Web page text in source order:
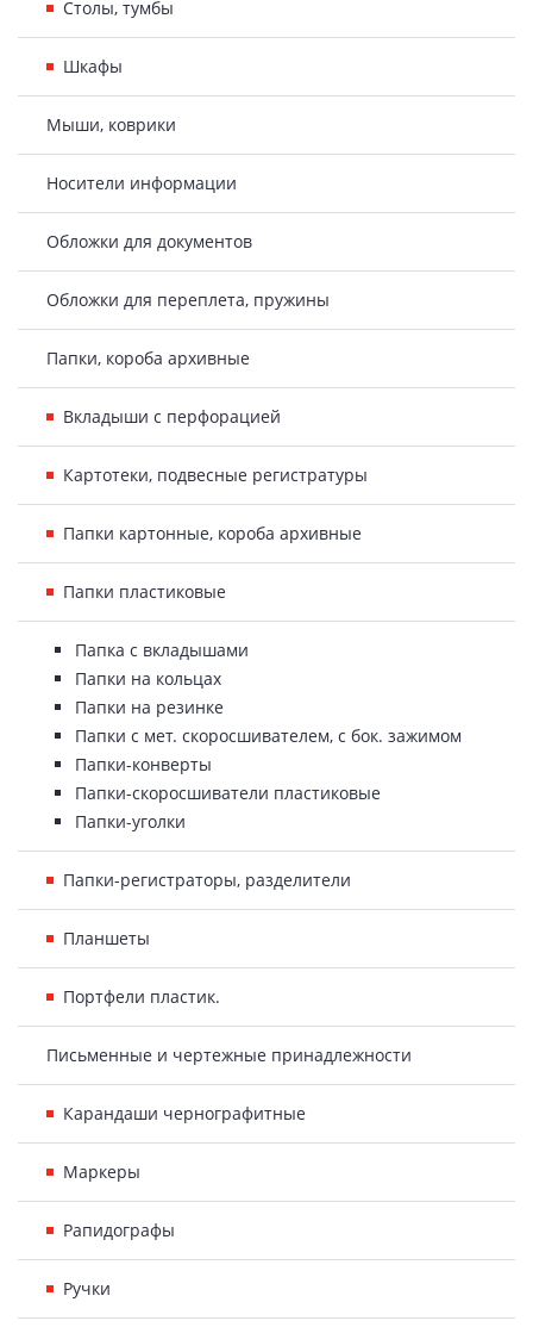
Столы, тумбы
Шкафы
Мыши, коврики
Носители информации
Обложки для документов
Обложки для переплета, пружины
Папки, короба архивные
Вкладыши с перфорацией
Картотеки, подвесные регистратуры
Папки картонные, короба архивные
Папки пластиковые
Папка с вкладышами
Папки на кольцах
Папки на резинке
Папки с мет. скоросшивателем, с бок. зажимом
Папки-конверты
Папки-скоросшиватели пластиковые
Папки-уголки
Папки-регистраторы, разделители
Планшеты
Портфели пластик.
Письменные и чертежные принадлежности
Карандаши чернографитные
Маркеры
Рапидографы
Ручки